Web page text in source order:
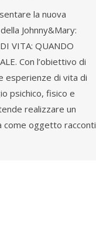
la nuova
Johnny&Mary:
VITA: QUANDO
Con l’obiettivo di
esperienze di vita di
psichico, fisico e
realizzare un
come oggetto racconti